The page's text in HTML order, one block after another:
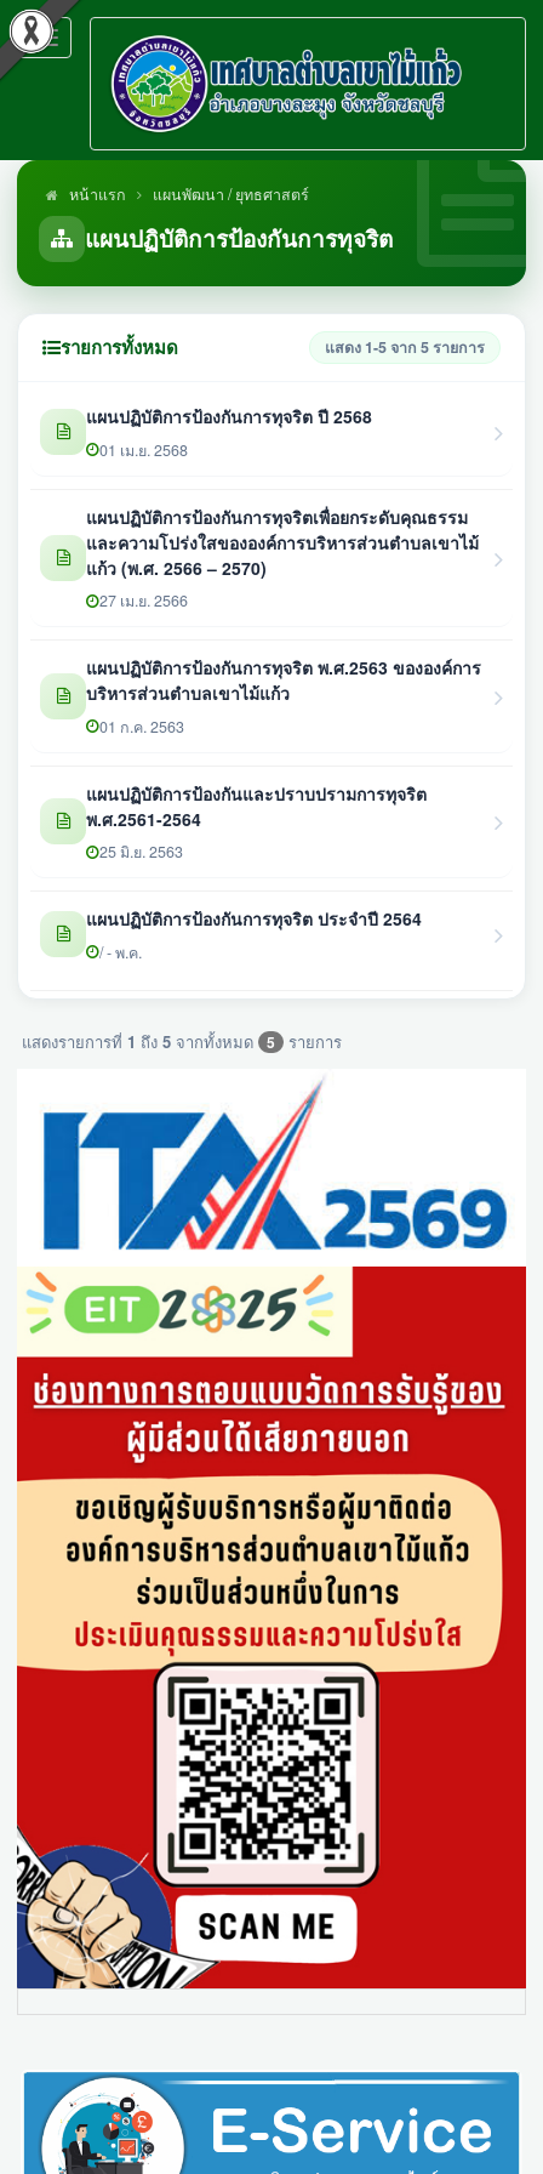
Toggle
navigation
หน้าแรก แผนพัฒนา / ยุทธศาสตร์
แผนปฏิบัติการป้องกันการทุจริต
รายการทั้งหมด แสดง 1-5 จาก 5 รายการ
แผนปฏิบัติการป้องกันการทุจริต ปี 2568
01 เม.ย. 2568
แผนปฏิบัติการป้องกันการทุจริตเพื่อยกระดับคุณธรรม
และความโปร่งใสขององค์การบริหารส่วนตำบลเขาไม้
แก้ว (พ.ศ. 2566 – 2570)
27 เม.ย. 2566
แผนปฏิบัติการป้องกันการทุจริต พ.ศ.2563 ขององค์การ
บริหารส่วนตำบลเขาไม้แก้ว
01 ก.ค. 2563
แผนปฏิบัติการป้องกันและปราบปรามการทุจริต
พ.ศ.2561-2564
25 มิ.ย. 2563
แผนปฏิบัติการป้องกันการทุจริต ประจำปี 2564
/ - พ.ค.
แสดงรายการที่ 1 ถึง 5 จากทั้งหมด 5 รายการ